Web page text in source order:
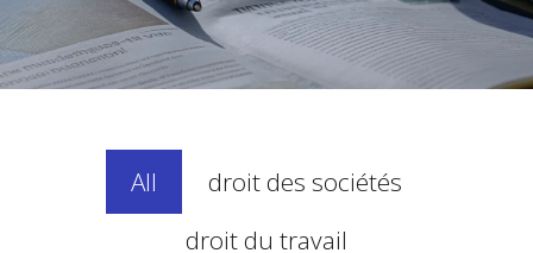
All
droit des sociétés
droit du travail